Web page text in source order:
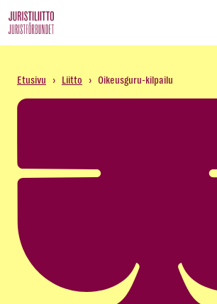
to
Etusivu › Liitto › Oikeusguru-kilpailu